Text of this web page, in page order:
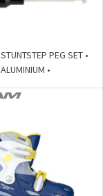
STUNTSTEP PEG SET •
ALUMINIUM •